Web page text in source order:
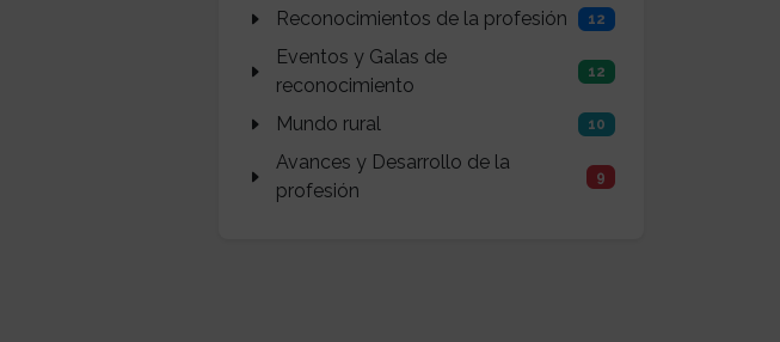
Reconocimientos de la profesión 12
Eventos y Galas de
reconocimiento
12
Mundo rural 10
Avances y Desarrollo de la
profesión
9